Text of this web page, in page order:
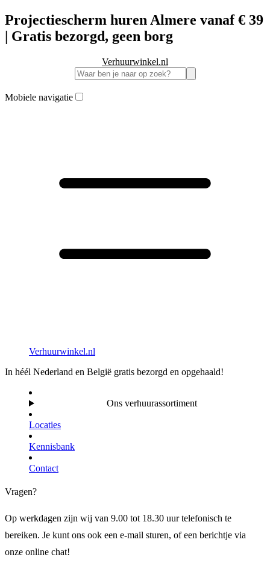
Projectiescherm huren Almere vanaf € 39
| Gratis bezorgd, geen borg
Verhuurwinkel.nl
Mobiele navigatie
Verhuurwinkel.nl
In héél Nederland en België gratis bezorgd en opgehaald!
Ons verhuurassortiment
Locaties
Kennisbank
Contact
Vragen?
Op werkdagen zijn wij van 9.00 tot 18.30 uur telefonisch te
bereiken. Je kunt ons ook een e-mail sturen, of een berichtje via
onze online chat!